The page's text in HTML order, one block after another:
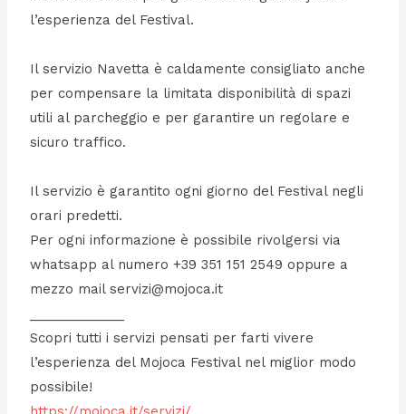
l’esperienza del Festival.
Il servizio Navetta è caldamente consigliato anche
per compensare la limitata disponibilità di spazi
utili al parcheggio e per garantire un regolare e
sicuro traffico.
Il servizio è garantito ogni giorno del Festival negli
orari predetti.
Per ogni informazione è possibile rivolgersi via
whatsapp al numero +39 351 151 2549 oppure a
mezzo mail servizi@mojoca.it
Scopri tutti i servizi pensati per farti vivere
l’esperienza del Mojoca Festival nel miglior modo
possibile!